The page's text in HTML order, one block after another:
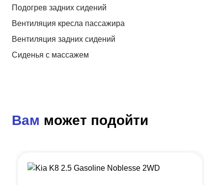
Подогрев задних сидений
Вентиляция кресла пассажира
Вентиляция задних сидений
Сиденья с массажем
Вам может подойти